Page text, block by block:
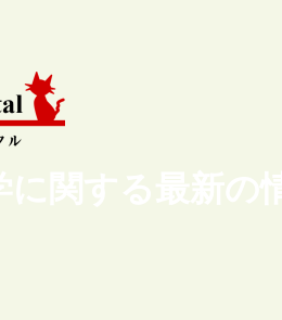
に関する最新